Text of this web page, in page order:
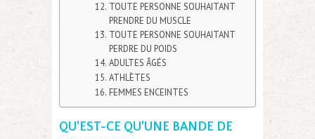
TOUTE PERSONNE SOUHAITANT
PRENDRE DU MUSCLE
TOUTE PERSONNE SOUHAITANT
PERDRE DU POIDS
ADULTES ÂGÉS
ATHLÈTES
FEMMES ENCEINTES
QU’EST-CE QU’UNE BANDE DE